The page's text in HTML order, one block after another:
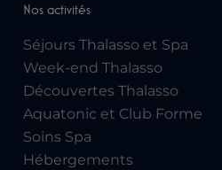
Nos activités
Séjours Thalasso et Spa
Week-end Thalasso
Découvertes Thalasso
Aquatonic et Club Forme
Soins Spa
Hébergements